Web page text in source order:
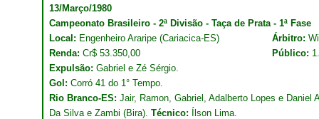
13/Março/1980
Campeonato Brasileiro - 2ª Divisão - Taça de Prata - 1ª Fase
Local: Engenheiro Araripe (Cariacica-ES) Árbitro:
Renda: Cr$ 53.350,00 Público:
Expulsão: Gabriel e Zé Sérgio.
Gol: Corró 41 do 1° Tempo.
Rio Branco-ES: Jair, Ramon, Gabriel, Adalberto Lopes e Daniel
Da Silva e Zambi (Bira). Técnico: Ílson Lima.